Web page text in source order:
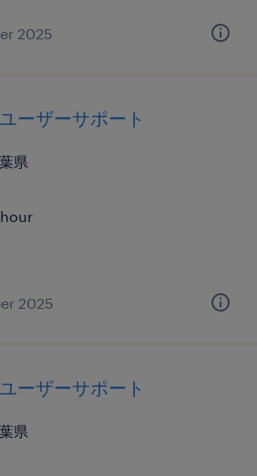
2025
ーザーサポート
県
2025
ーザーサポート
県